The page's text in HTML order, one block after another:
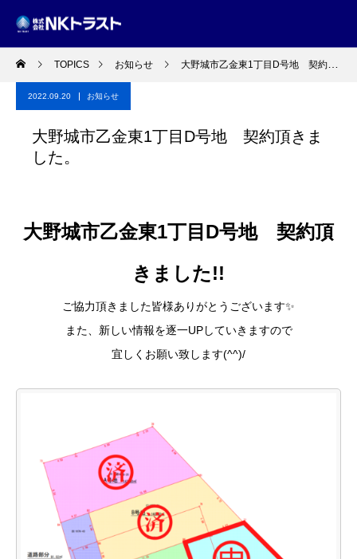
TOPICS お知らせ 大野城市乙金東1丁目D号地 契約頂きました。
2022.09.20 お知らせ
大野城市乙金東1丁目D号地 契約頂きま
した。
大野城市乙金東1丁目D号地 契約頂
きました!!
ご協力頂きました皆様ありがとうございます✨
また、新しい情報を逐一UPしていきますので
宜しくお願い致します(^^)/